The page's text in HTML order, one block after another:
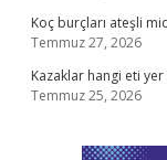
Koç burçları ateşli
Temmuz 27, 2026
Kazaklar hangi eti yer
Temmuz 25, 2026